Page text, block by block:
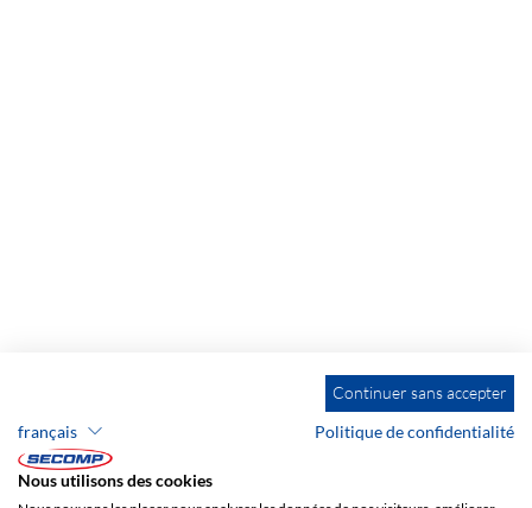
Continuer sans accepter
français
Politique de confidentialité
Nous utilisons des cookies